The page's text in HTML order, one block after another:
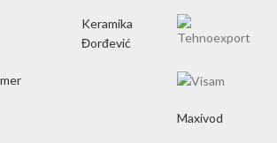
Keramika
Đorđević
Maxivod